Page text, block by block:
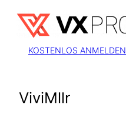
Inhalt
springen
KOSTENLOS ANMELDEN
ViviMllr